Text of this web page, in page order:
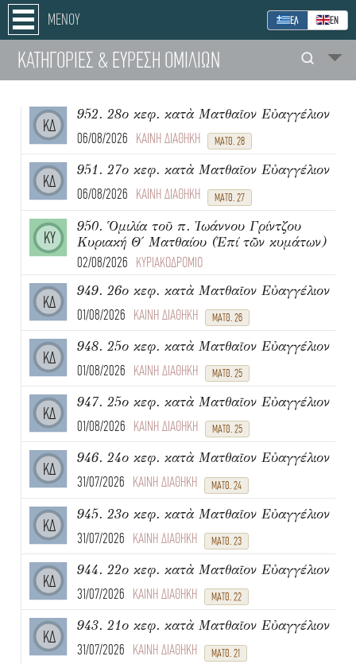
ΜΕΝΟΥ ΕΛ ΕΝ
ΚΑΤΗΓΟΡΙΕΣ & ΕΥΡΕΣΗ ΟΜΙΛΙΩΝ
ΚΔ
952. 28ο κεφ. κατὰ Ματθαῖον Εὐαγγέλιον
06/08/2026 ΚΑΙΝΗ ΔΙΑΘΗΚΗ ΜΑΤΘ. 28
ΚΔ
951. 27ο κεφ. κατὰ Ματθαῖον Εὐαγγέλιον
06/08/2026 ΚΑΙΝΗ ΔΙΑΘΗΚΗ ΜΑΤΘ. 27
ΚΥ
950. Ὁμιλία τοῦ π. Ἰωάννου Γρίντζου
Κυριακή Θ΄ Ματθαίου (Ἐπί τῶν κυμάτων)
02/08/2026 ΚΥΡΙΑΚΟΔΡΟΜΙΟ
ΚΔ
949. 26ο κεφ. κατὰ Ματθαῖον Εὐαγγέλιον
01/08/2026 ΚΑΙΝΗ ΔΙΑΘΗΚΗ ΜΑΤΘ. 26
ΚΔ
948. 25ο κεφ. κατὰ Ματθαῖον Εὐαγγέλιον
01/08/2026 ΚΑΙΝΗ ΔΙΑΘΗΚΗ ΜΑΤΘ. 25
ΚΔ
947. 25ο κεφ. κατὰ Ματθαῖον Εὐαγγέλιον
01/08/2026 ΚΑΙΝΗ ΔΙΑΘΗΚΗ ΜΑΤΘ. 25
ΚΔ
946. 24ο κεφ. κατὰ Ματθαῖον Εὐαγγέλιον
31/07/2026 ΚΑΙΝΗ ΔΙΑΘΗΚΗ ΜΑΤΘ. 24
ΚΔ
945. 23ο κεφ. κατὰ Ματθαῖον Εὐαγγέλιον
31/07/2026 ΚΑΙΝΗ ΔΙΑΘΗΚΗ ΜΑΤΘ. 23
ΚΔ
944. 22ο κεφ. κατὰ Ματθαῖον Εὐαγγέλιον
31/07/2026 ΚΑΙΝΗ ΔΙΑΘΗΚΗ ΜΑΤΘ. 22
ΚΔ
943. 21ο κεφ. κατὰ Ματθαῖον Εὐαγγέλιον
31/07/2026 ΚΑΙΝΗ ΔΙΑΘΗΚΗ ΜΑΤΘ. 21